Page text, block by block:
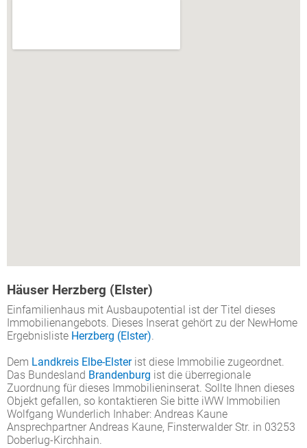
Häuser Herzberg (Elster)
Einfamilienhaus mit Ausbaupotential ist der Titel dieses
Immobilienangebots. Dieses Inserat gehört zu der NewHome
Ergebnisliste Herzberg (Elster).
Dem Landkreis Elbe-Elsterist diese Immobilie zugeordnet.
Das Bundesland Brandenburg ist die überregionale
Zuordnung für dieses Immobilieninserat. Sollte Ihnen dieses
Objekt gefallen, so kontaktieren Sie bitte iWW Immobilien
Wolfgang Wunderlich Inhaber: Andreas Kaune
Ansprechpartner Andreas Kaune, Finsterwalder Str. in 03253
Doberlug-Kirchhain.